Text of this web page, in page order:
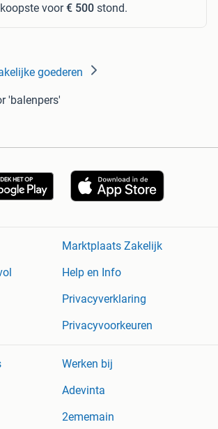
voor€ 500 stond.
goederen
'balenpers'
Marktplaats Zakelijk
Help en Info
Privacyverklaring
Privacyvoorkeuren
Werken bij
Adevinta
2ememain